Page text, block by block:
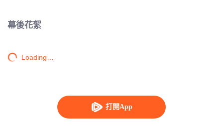
打開App
幕後花絮
Loading…